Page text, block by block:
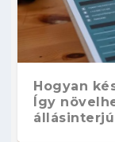
Hogyan
Így